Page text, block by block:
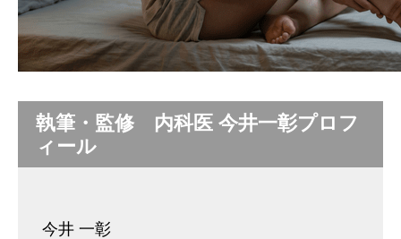
執筆・監修 内科医 今井一彰プロフ
ィール
今井 一彰